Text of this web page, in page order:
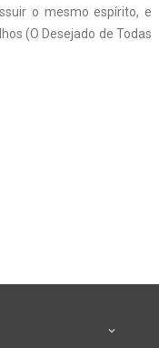
o mesmo espírito, e
(O Desejado de Todas